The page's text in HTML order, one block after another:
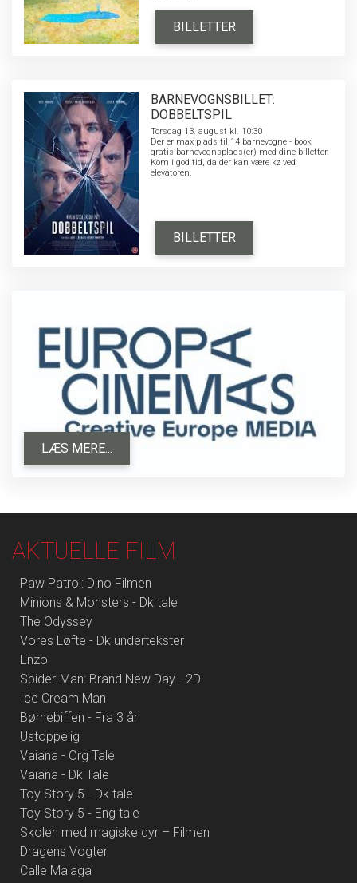
BILLETTER
BARNEVOGNSBILLET:
DOBBELTSPIL
Torsdag 13. august kl. 10:30
Der er max plads til 14 barnevogne - book
gratis barnevognsplads(er) med dine billetter.
Kom i god tid, da der kan være kø ved
elevatoren.
BILLETTER
LÆS MERE...
AKTUELLE FILM
Paw Patrol: Dino Filmen
Minions & Monsters - Dk tale
The Odyssey
Vores Løfte - Dk undertekster
Enzo
Spider-Man: Brand New Day - 2D
Ice Cream Man
Børnebiffen - Fra 3 år
Ustoppelig
Vaiana - Org Tale
Vaiana - Dk Tale
Toy Story 5 - Dk tale
Toy Story 5 - Eng tale
Skolen med magiske dyr – Filmen
Dragens Vogter
Calle Malaga